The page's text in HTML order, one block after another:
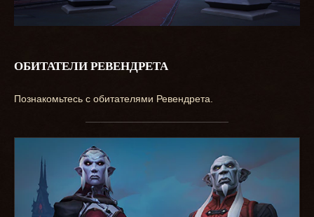
ОБИТАТЕЛИ РЕВЕНДРЕТА
Познакомьтесь с обитателями Ревендрета.